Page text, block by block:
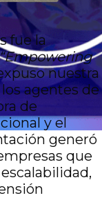
fue la
nuestra
agentes de
de
y el
generó
que